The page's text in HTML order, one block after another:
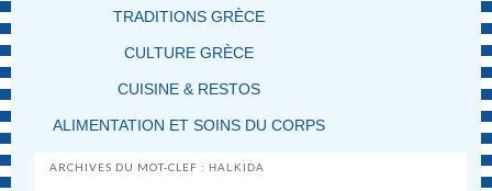
TRADITIONS GRÈCE
CULTURE GRÈCE
CUISINE & RESTOS
ALIMENTATION ET SOINS DU CORPS
ARCHIVES DU MOT-CLEF :HALKIDA